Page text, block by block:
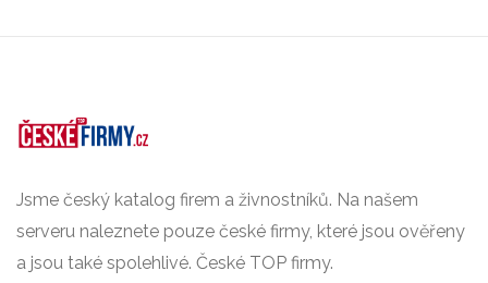
Jsme český katalog firem a živnostníků. Na našem
serveru naleznete pouze české firmy, které jsou ověřeny
a jsou také spolehlivé. České TOP firmy.